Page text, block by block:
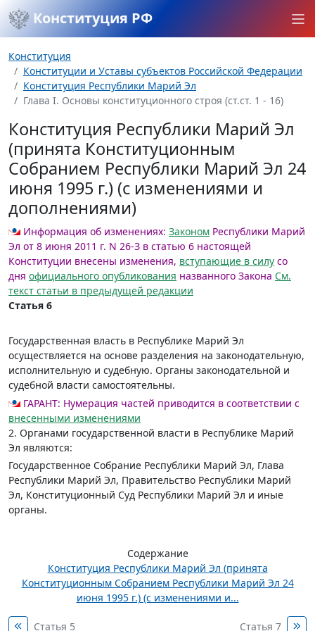
Конституция РФ
Конституция
Конституции и Уставы субъектов Российской Федерации
Конституция Республики Марий Эл
Глава I. Основы конституционного строя (ст.ст. 1 - 16)
Конституция Республики Марий Эл
(принята Конституционным
Собранием Республики Марий Эл 24
июня 1995 г.) (с изменениями и
дополнениями)
Информация об изменениях: Законом Республики Марий
Эл от 8 июня 2011 г. N 26-З в статью 6 настоящей
Конституции внесены изменения, вступающие в силу со
дня официального опубликования названного Закона См.
текст статьи в предыдущей редакции
Статья 6
Государственная власть в Республике Марий Эл
осуществляется на основе разделения на законодательную,
исполнительную и судебную. Органы законодательной и
судебной власти самостоятельны.
ГАРАНТ: Нумерация частей приводится в соответствии с
внесенными изменениями
2. Органами государственной власти в Республике Марий
Эл являются:
Государственное Собрание Республики Марий Эл, Глава
Республики Марий Эл, Правительство Республики Марий
Эл, Конституционный Суд Республики Марий Эл и иные
органы.
Содержание
Конституция Республики Марий Эл (принята
Конституционным Собранием Республики Марий Эл 24
июня 1995 г.) (с изменениями и...
Статья 5 Статья 7